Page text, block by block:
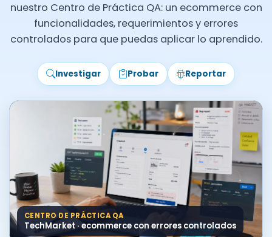
nuestro Centro de Práctica QA: un ecommerce con
funcionalidades, requerimientos y errores
controlados para que puedas aplicar lo aprendido.
Investigar Probar Reportar
CENTRO DE PRÁCTICA QA
TechMarket · ecommerce con errores controlados